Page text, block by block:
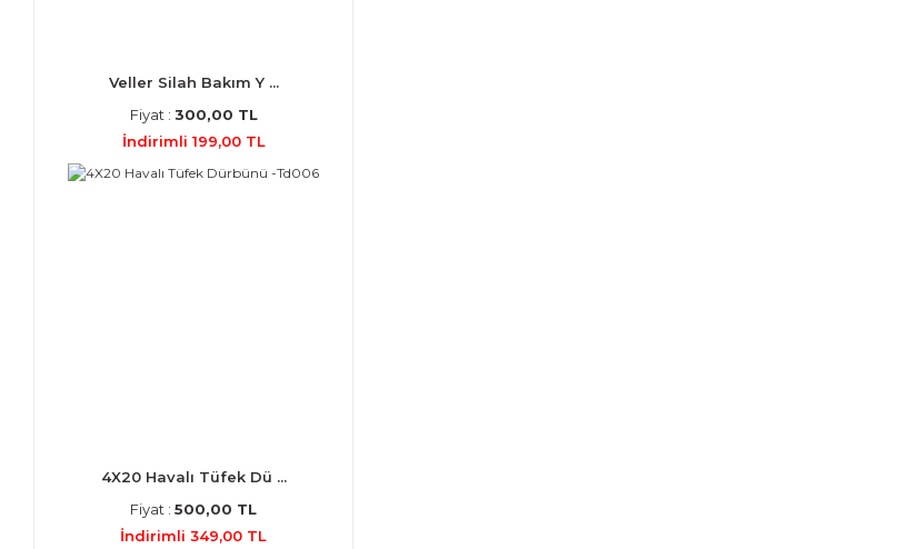
Veller Silah Bakım Y ...
Fiyat : 300,00 TL
İndirimli 199,00 TL
4X20 Havalı Tüfek Dü ...
Fiyat : 500,00 TL
İndirimli 349,00 TL